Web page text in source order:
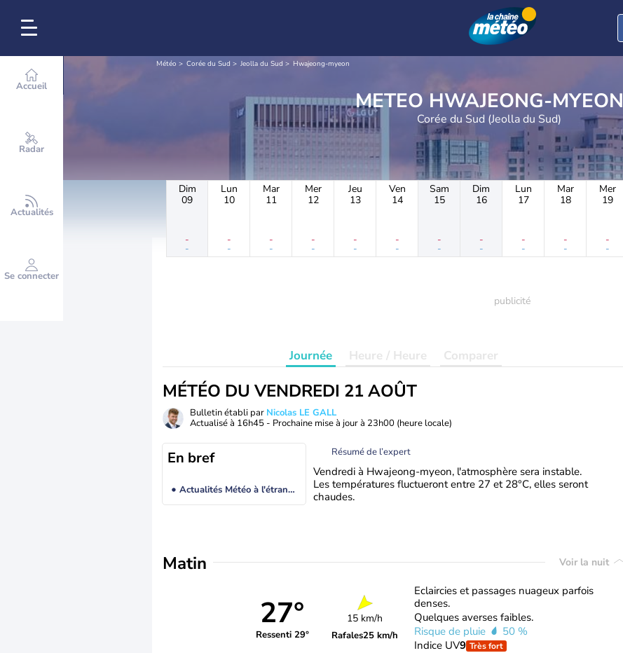
Accueil
Radar
Actualités
Se connecter
Météo Corée du Sud Jeolla du Sud Hwajeong-myeon
METEO HWAJEONG-MYEON
Corée du Sud (Jeolla du Sud)
Dim
09
-
-
Lun
10
-
-
Mar
11
-
-
Mer
12
-
-
Jeu
13
-
-
Ven
14
-
-
Sam
15
-
-
Dim
16
-
-
Lun
17
-
-
Mar
18
-
-
Mer
19
-
-
Journée Heure / Heure Comparer
MÉTÉO DU VENDREDI 21 AOÛT
Bulletin établi par Nicolas LE GALL
Actualisé à 16h45 - Prochaine mise à jour à 23h00 (heure locale)
En bref
Actualités Météo à l'étranger
Résumé de l’expert
Vendredi à Hwajeong-myeon, l'atmosphère sera instable.
Les températures fluctueront entre 27 et 28°C, elles seront
chaudes.
Matin Voir la nuit
27°
Ressenti 29°
15 km/h
Rafales25 km/h
Eclaircies et passages nuageux parfois
denses.
Quelques averses faibles.
Risque de pluie
50 %
Indice UV9 Très fort